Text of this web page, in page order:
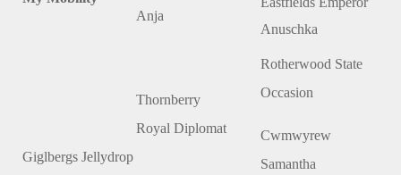
Anja
Anuschka
Giglbergs Jellydrop
Thornberry
Royal Diplomat
Rotherwood State
Occasion
Cwmwyrew
Samantha